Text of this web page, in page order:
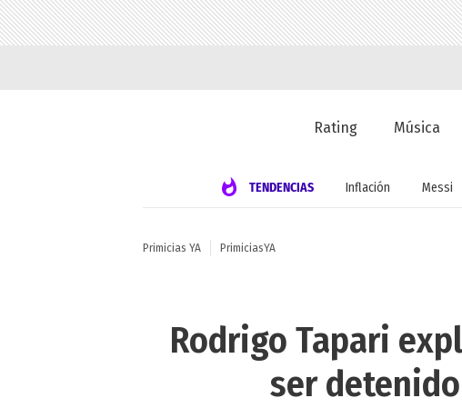
Rating Música
TENDENCIAS Inflación Messi
Primicias YA PrimiciasYA
Rodrigo Tapari
ser